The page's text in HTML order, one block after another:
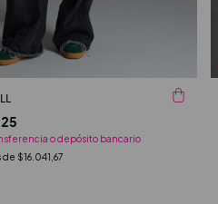
o depósito bancario
de $16.041,67